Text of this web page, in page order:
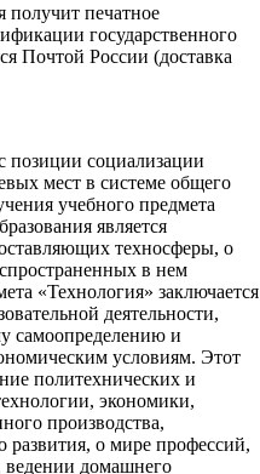
печатное
государственного
Почтой России (доставка
позиции социализации
мест в системе общего
учебного предмета
является
техносферы, о
в нем
«Технология» заключается
деятельности,
самоопределению и
условиям. Этот
политехнических и
экономики,
производства,
развития, о мире профессий,
ведении домашнего